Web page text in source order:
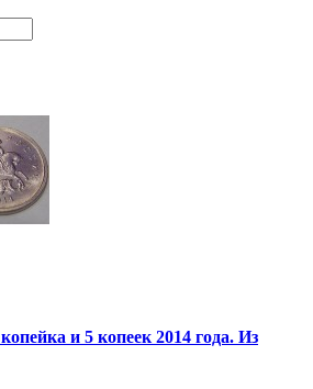
и 5 копеек 2014 года. Из